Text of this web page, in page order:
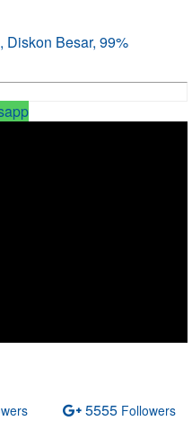
Diskon Besar, 99%
5555 Followers